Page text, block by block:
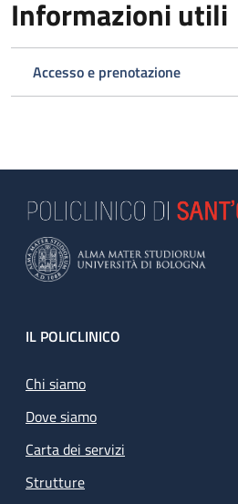
Informazioni utili
Accesso e prenotazione
Footer
IL POLICLINICO
Chi siamo
Dove siamo
Carta dei servizi
Strutture